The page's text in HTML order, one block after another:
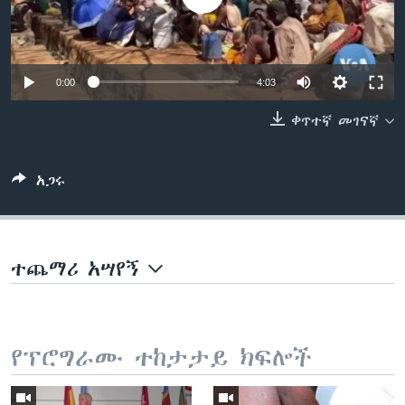
ቋንቋዎች
0:00 4:03
ቀጥተኛ መገናኛ
አጋሩ
ተጨማሪ አሣየኝ
የፕሮግራሙ ተከታታይ ክፍሎች